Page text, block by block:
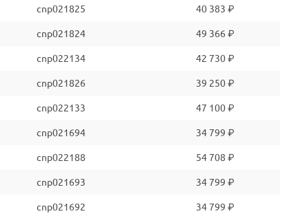
cnp021825 40 383 ₽
cnp021824 49 366 ₽
cnp022134 42 730 ₽
cnp021826 39 250 ₽
cnp022133 47 100 ₽
cnp021694 34 799 ₽
cnp022188 54 708 ₽
cnp021693 34 799 ₽
cnp021692 34 799 ₽